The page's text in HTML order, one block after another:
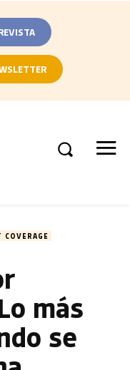
COVERAGE
más
se